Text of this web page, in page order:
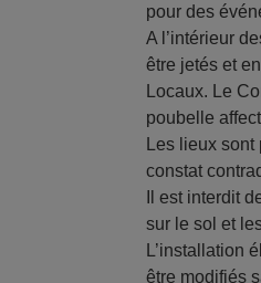
pour des
A l’intérieur
être jetés et
Locaux. Le
poubelle
Les lieux
constat
Il est interdit
sur le sol et
L’installation
être modifiés